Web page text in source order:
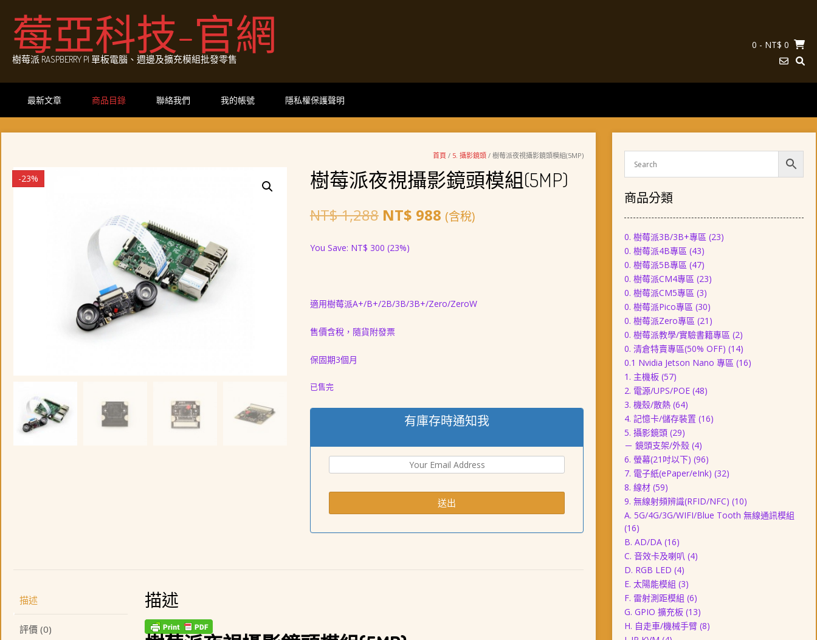
content莓亞科技-官網
樹莓派 RASPBERRY PI 單板電腦、週邊及擴充模組批發零售
0 - NT$ 0
最新文章 商品目錄 聯絡我們 我的帳號 隱私權保護聲明
首頁 / 5. 攝影鏡頭 / 樹莓派夜視攝影鏡頭模組(5MP)
-23% 樹莓派夜視攝影鏡頭模組(5MP)
NT$1,288 原
價
NT$ 1,288。
NT$ 988目
NT$ 988。
(含稅)
You Save: NT$ 300 (23%)
適用樹莓派A+/B+/2B/3B/3B+/Zero/ZeroW
售價含稅，隨貨附發票
保固期3個月
已售完
有庫存時通知我
描述
評價 (0)
描述
商品分類
0. 樹莓派3B/3B+專區 (23)
0. 樹莓派4B專區 (43)
0. 樹莓派5B專區 (47)
0. 樹莓派CM4專區 (23)
0. 樹莓派CM5專區 (3)
0. 樹莓派Pico專區 (30)
0. 樹莓派Zero專區 (21)
0. 樹莓派教學/實驗書籍專區 (2)
0. 清倉特賣專區(50% OFF) (14)
0.1 Nvidia Jetson Nano 專區 (16)
1. 主機板 (57)
2. 電源/UPS/POE (48)
3. 機殼/散熱 (64)
4. 記憶卡/儲存裝置 (16)
5. 攝影鏡頭 (29)
－ 鏡頭支架/外殼 (4)
6. 螢幕(21吋以下) (96)
7. 電子紙(ePaper/eInk) (32)
8. 線材 (59)
9. 無線射頻辨識(RFID/NFC) (10)
A. 5G/4G/3G/WIFI/Blue Tooth 無線通訊模組
(16)
B. AD/DA (16)
C. 音效卡及喇叭 (4)
D. RGB LED (4)
E. 太陽能模組 (3)
F. 雷射測距模組 (6)
G. GPIO 擴充板 (13)
H. 自走車/機械手臂 (8)